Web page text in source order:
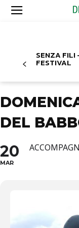
SENZA FILI
FESTIVAL
DEL
20
MAR